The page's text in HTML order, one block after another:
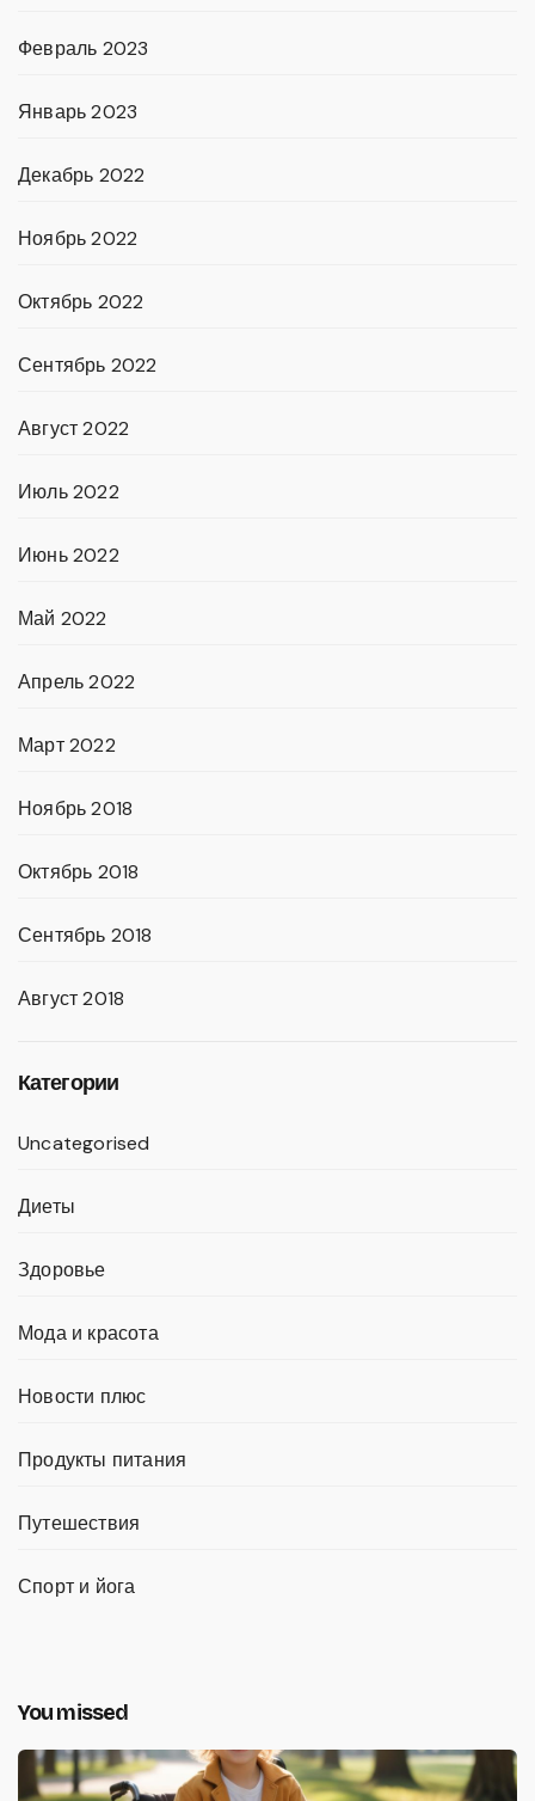
Февраль 2023
Январь 2023
Декабрь 2022
Ноябрь 2022
Октябрь 2022
Сентябрь 2022
Август 2022
Июль 2022
Июнь 2022
Май 2022
Апрель 2022
Март 2022
Ноябрь 2018
Октябрь 2018
Сентябрь 2018
Август 2018
Категории
Uncategorised
Диеты
Здоровье
Мода и красота
Новости плюс
Продукты питания
Путешествия
Спорт и йога
You missed